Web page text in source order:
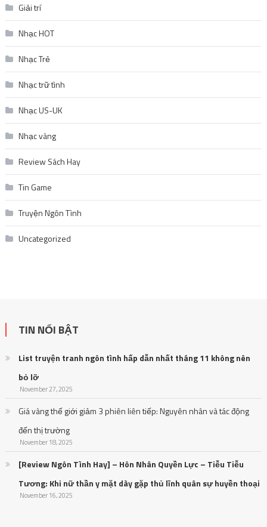
Giải trí
Nhạc HOT
Nhạc Trẻ
Nhạc trữ tình
Nhạc US-UK
Nhạc vàng
Review Sách Hay
Tin Game
Truyện Ngôn Tình
Uncategorized
TIN NỔI BẬT
List truyện tranh ngôn tình hấp dẫn nhất tháng 11 không nên
bỏ lỡ
November 27, 2025
Giá vàng thế giới giảm 3 phiên liên tiếp: Nguyên nhân và tác động
đến thị trường
November 18, 2025
[Review Ngôn Tình Hay] – Hôn Nhân Quyền Lực – Tiễu Tiễu
Tương: Khi nữ thần y mặt dày gặp thủ lĩnh quân sự huyền thoại
November 16, 2025